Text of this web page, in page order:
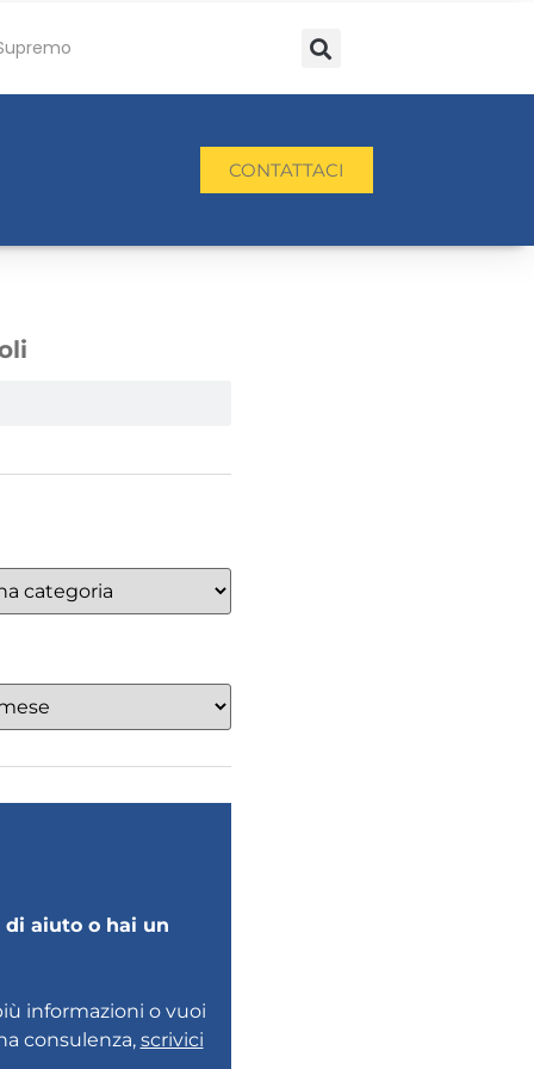
CONTATTACI
di aiuto o hai un
informazioni o vuoi
consulenza, scrivici